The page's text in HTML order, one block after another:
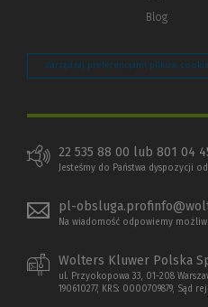
Blog
Zarządzaj preferencjami plików cookie
22 535 88 00 lub 801 04
Jesteśmy do Państwa dyspozycji
pl-
Na wiadomość odpowiemy
Wolters Kluwer Polska
ul. Przyokopowa 33, 01-208
190610277, KRS: 0000709879, Sąd